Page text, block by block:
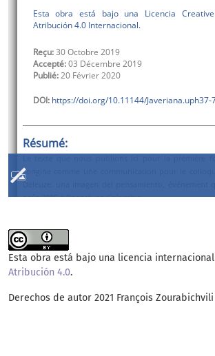
Esta obra está bajo una licencia internacional
Atribución 4.0.
Derechos de autor 2021 François Zourabichvili